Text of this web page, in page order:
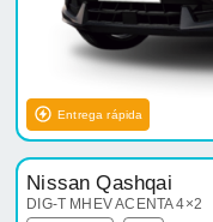
Entrega rápida
Nissan Qashqai
DIG-T MHEV ACENTA 4×2